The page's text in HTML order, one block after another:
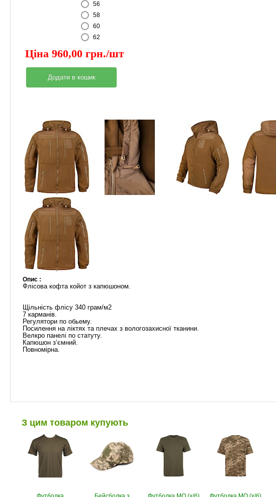
56
58
60
62
Ціна 960,00 грн./шт
Опис :
Флісова кофта койот з капюшоном.
Щільність флісу 340 грам/м2
7 карманів.
Регулятори по обьему.
Посилення на ліктях та плечах з вологозахисної тканини.
Велкро панелі по статуту.
Капюшон з‘ємний.​
Повномірна.
З цим товаром купують